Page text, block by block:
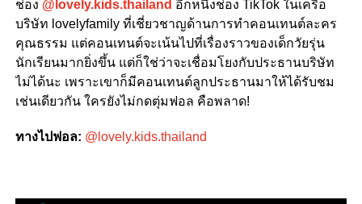
ช่อง @lovely.kids.thailand อีกหนึ่งช่อง TikTok ในเครือ
บริษัท lovelyfamily ที่เชี่ยวชาญด้านการทำคอนเทนต์ละคร
คุณธรรม แต่คอนเทนต์จะเน้นไปที่เรื่องราวของเด็กวัยรุ่น
นักเรียนมากยิ่งขึ้น แต่ก็ใช่ว่าจะเชื่อมโยงกับประธานบริษัท
ไม่ได้นะ เพราะเขาก็มีคอนเทนต์ลูกประธานมาให้ได้รับชม
เช่นเดียวกัน ใครยังไม่กดตุ่มฟอล คือพลาด!
ทางไปฟอล: @lovely.kids.thailand